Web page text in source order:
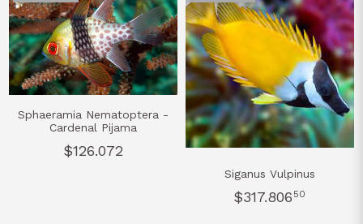
Sphaeramia Nematoptera -
Cardenal Pijama
$126.072
Siganus Vulpinus
$317.806 50